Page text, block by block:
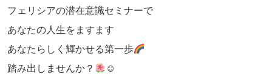
フェリシアの潜在意識セミナーで
あなたの人生をますます
あなたらしく輝かせる第一歩
踏み出しませんか？
☺